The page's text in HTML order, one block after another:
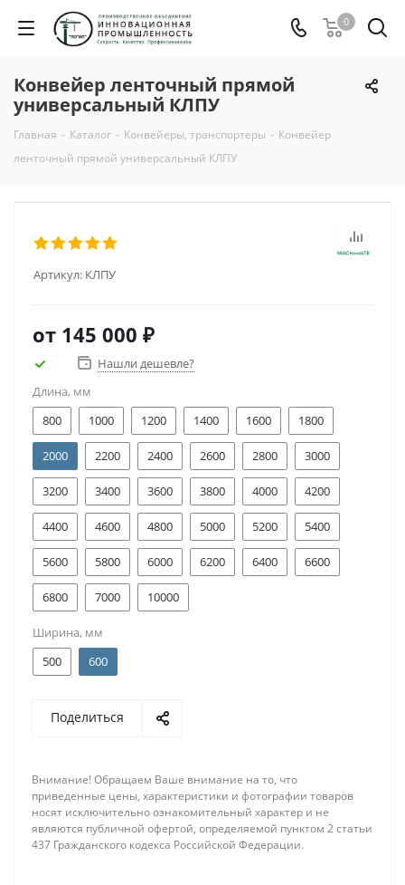
0
Конвейер ленточный прямой
универсальный КЛПУ
Главная - Каталог - Конвейеры, транспортеры - Конвейер
ленточный прямой универсальный КЛПУ
Артикул: КЛПУ
от 145 000 ₽
Нашли дешевле?
Длина, мм
800
1000 1200 1400 1600 1800
2000 2200 2400 2600 2800 3000
3200 3400 3600 3800 4000 4200
4400 4600 4800 5000 5200 5400
5600 5800 6000 6200 6400 6600
6800 7000 10000
Ширина, мм
500
600
Поделиться
Внимание! Обращаем Ваше внимание на то, что
приведенные цены, характеристики и фотографии товаров
носят исключительно ознакомительный характер и не
являются публичной офертой, определяемой пунктом 2 статьи
437 Гражданского кодекса Российской Федерации.